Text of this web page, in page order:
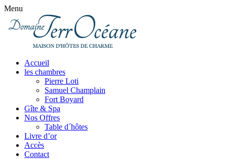
Menu
Accueil
les chambres
Pierre Loti
Samuel Champlain
Fort Boyard
Gîte & Spa
Nos Offres
Table d´hôtes
Livre d’or
Accès
Contact